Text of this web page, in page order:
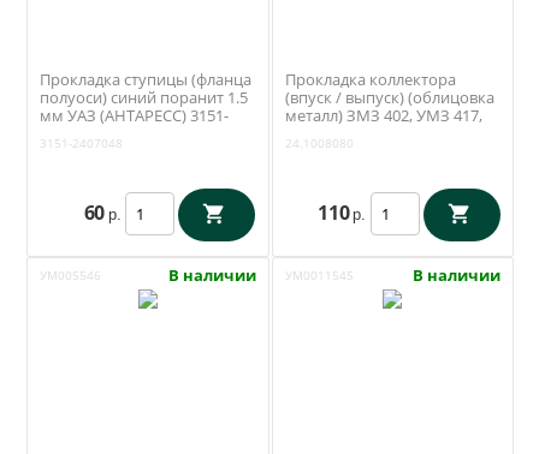
Прокладка ступицы (фланца
полуоси) синий поранит 1.5
мм УАЗ (АНТАРЕСС) 3151-
3151-2407048
60 р.
Прокладка коллектора
(впуск / выпуск) (облицовка
металл) ЗМЗ 402, УМЗ 417,
24.1008080
24.1008080
110 р.
УМ005546 В наличии УМ0011545 В наличии